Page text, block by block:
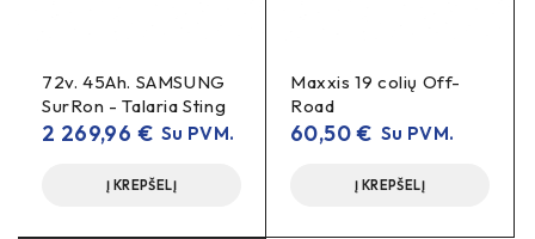
72v. 45Ah. SAMSUNG
SurRon - Talaria Sting
2 269,96 € Su PVM.
Į KREPŠELĮ
Maxxis 19 colių Off-
Road
60,50€ Su PVM.
Į KREPŠELĮ